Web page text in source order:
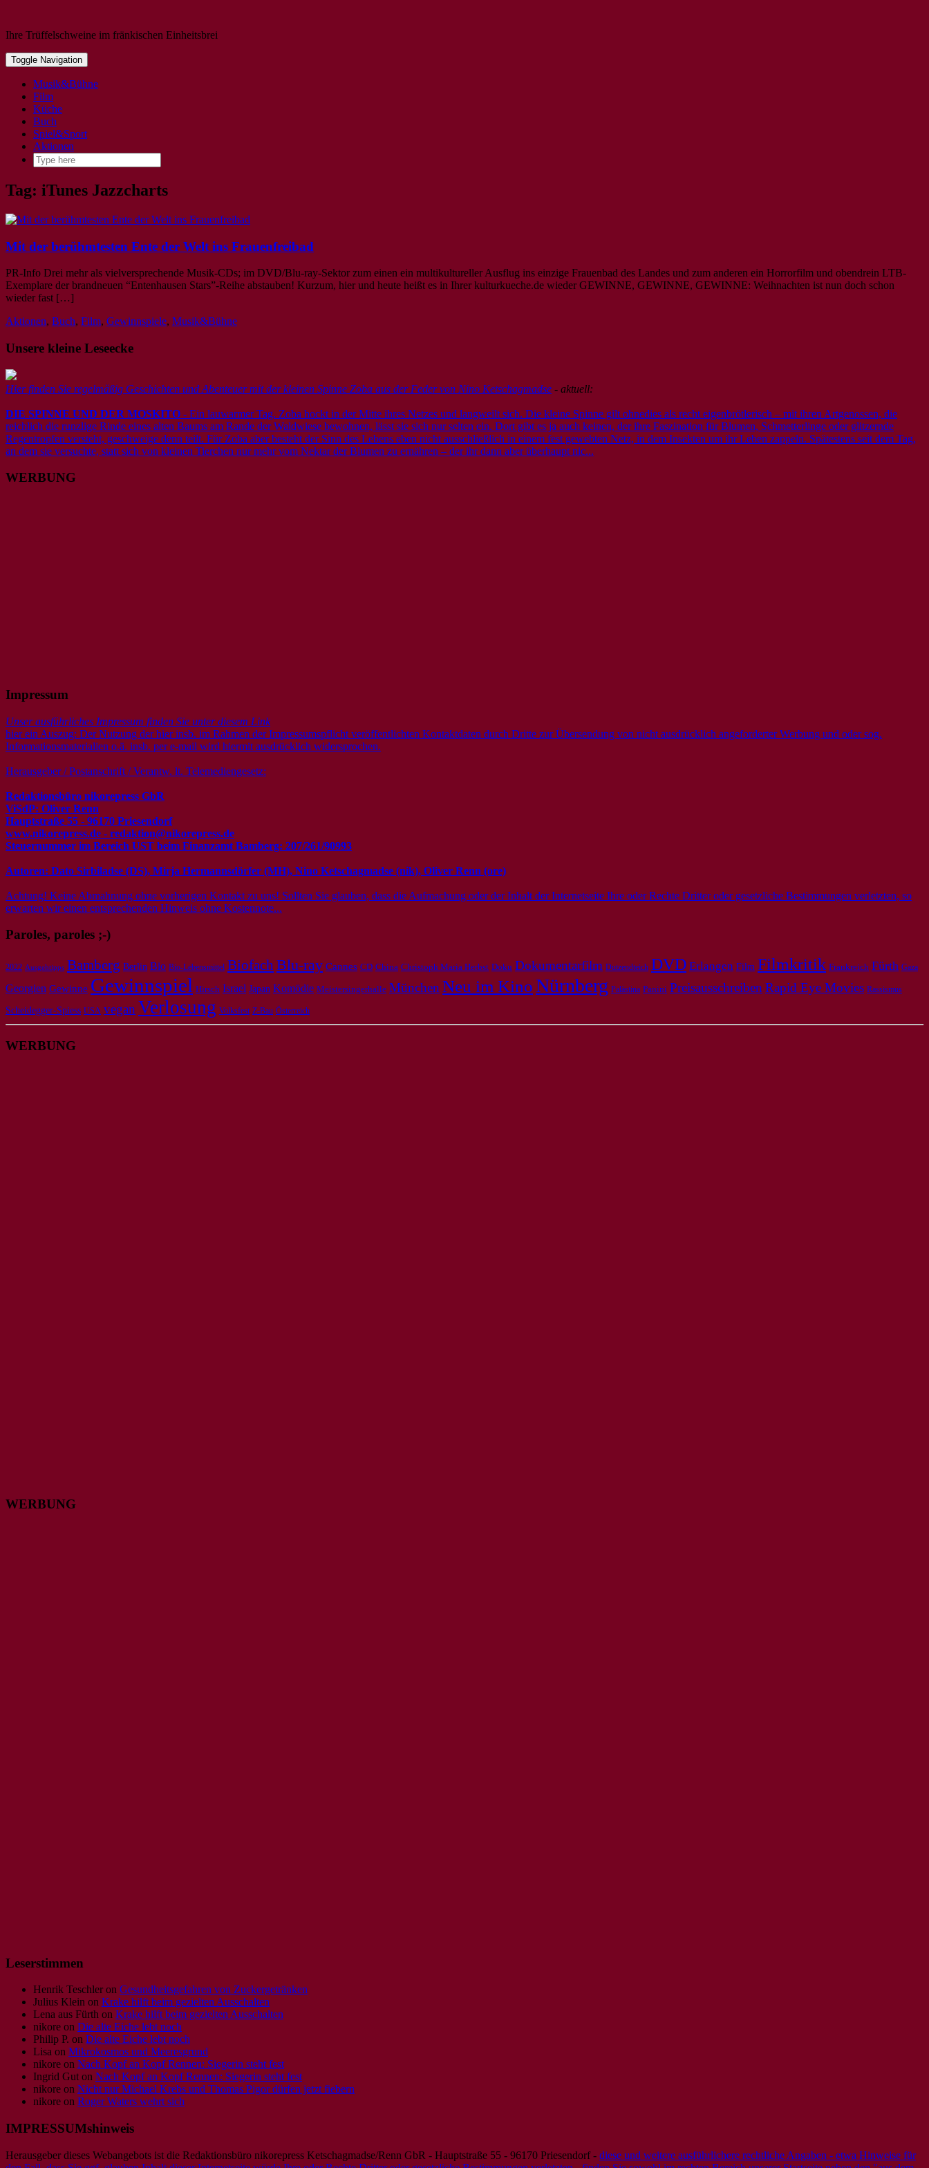
Ihre Trüffelschweine im fränkischen Einheitsbrei
Toggle Navigation
Musik&Bühne
Film
Küche
Buch
Spiel&Sport
Aktionen
Tag: iTunes Jazzcharts
Mit der berühmtesten Ente der Welt ins Frauenfreibad
PR-Info Drei mehr als vielversprechende Musik-CDs; im DVD/Blu-ray-Sektor zum einen ein multikultureller Ausflug ins einzige Frauenbad des Landes und zum anderen ein Horrorfilm und obendrein LTB-
Exemplare der brandneuen “Entenhausen Stars”-Reihe abstauben! Kurzum, hier und heute heißt es in Ihrer kulturkueche.de wieder GEWINNE, GEWINNE, GEWINNE: Weihnachten ist nun doch schon
wieder fast […]
Aktionen, Buch, Film, Gewinnspiele, Musik&Bühne
Unsere kleine Leseecke
Hier finden Sie regelmäßig Geschichten und Abenteuer mit der kleinen Spinne Zoba aus der Feder von Nino Ketschagmadse - aktuell:
DIE SPINNE UND DER MOSKITO - Ein lauwarmer Tag. Zoba hockt in der Mitte ihres Netzes und langweilt sich. Die kleine Spinne gilt ohnedies als recht eigenbrötlerisch – mit ihren Artgenossen, die
reichlich die runzlige Rinde eines alten Baums am Rande der Waldwiese bewohnen, lässt sie sich nur selten ein. Dort gibt es ja auch keinen, der ihre Faszination für Blumen, Schmetterlinge oder glitzernde
Regentropfen versteht, geschweige denn teilt. Für Zoba aber besteht der Sinn des Lebens eben nicht ausschließlich in einem fest gewebten Netz, in dem Insekten um ihr Leben zappeln. Spätestens seit dem Tag,
an dem sie versuchte, statt sich von kleinen Tierchen nur mehr vom Nektar der Blumen zu ernähren – der ihr dann aber überhaupt nic...
WERBUNG
Impressum
Unser ausführliches Impressum finden Sie unter diesem Link
hier ein Auszug: Der Nutzung der hier insb. im Rahmen der Impressumspflicht veröffentlichten Kontaktdaten durch Dritte zur Übersendung von nicht ausdrücklich angeforderter Werbung und oder sog.
Informationsmaterialien o.ä. insb. per e-mail wird hiermit ausdrücklich widersprochen.
Herausgeber / Postanschrift / Verantw. lt. Telemediengesetz:
Redaktionsbüro nikorepress GbR
ViSdP: Oliver Renn
Hauptstraße 55 - 96170 Priesendorf
www.nikorepress.de - redaktion@nikorepress.de
Steuernummer im Bereich UST beim Finanzamt Bamberg: 207/261/90993
Autoren: Dato Sirbiladse (DS), Mirja Hermannsdörfer (MH), Nino Ketschagmadse (nik), Oliver Renn (ore)
Achtung! Keine Abmahnung ohne vorherigen Kontakt zu uns! Sollten Sie glauben, dass die Aufmachung oder der Inhalt der Internetseite Ihre oder Rechte Dritter oder gesetzliche Bestimmungen verletzten, so
erwarten wir einen entsprechenden Hinweis ohne Kostennote...
Paroles, paroles ;-)
2022 Ausgehtipps Bamberg Berlin Bio Bio-Lebensmittel Biofach Blu-ray Cannes CD China Christoph Maria Herbst Doku Dokumentarfilm Dutzendteich DVD Erlangen Film Filmkritik Frankreich Fürth Gaza
Georgien Gewinne Gewinnspiel Hirsch Israel Japan Komödie Meistersingerhalle München Neu im KinoNürnberg Palästina Panini Preisausschreiben Rapid Eye Movies Rassismus
Scheidegger-Spiess USA vegan Verlosung Volksfest Z-Bau Österreich
WERBUNG
WERBUNG
Leserstimmen
Henrik Teschler on Gesundheitsgefahren von Zuckergetränken
Julius Klein on Krake hilft beim gezielten Ausschalten
Lena aus Fürth on Krake hilft beim gezielten Ausschalten
nikore on Die alte Eiche lebt noch
Philip P. on Die alte Eiche lebt noch
Lisa on Mikrokosmos und Meeresgrund
nikore on Nach Kopf an Kopf Rennen: Siegerin steht fest
Ingrid Gut on Nach Kopf an Kopf Rennen: Siegerin steht fest
nikore on Nicht nur Michael Krebs und Thomas Pigor dürfen jetzt fiebern
nikore on Roger Waters wehrt sich
IMPRESSUMshinweis
Herausgeber dieses Webangebots ist die Redaktionsbüro nikorepress Ketschagmadse/Renn GbR - Hauptstraße 55 - 96170 Priesendorf - diese und weitere ausführlichere rechtliche Angaben - etwa Hinweise für